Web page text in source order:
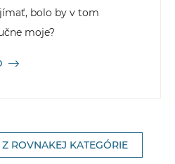
bolo by v tom
moje?
ROVNAKEJ KATEGÓRIE